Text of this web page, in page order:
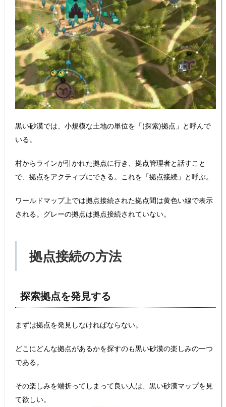
黒い砂漠では、小規模な土地の単位を「(探索)拠点」と呼んで
いる。
村からラインが引かれた拠点に行き、拠点管理者と話すこと
で、拠点をアクティブにできる。これを「拠点接続」と呼ぶ。
ワールドマップ上では拠点接続された拠点間は黄色い線で表示
される。グレーの拠点は拠点接続されていない。
拠点接続の方法
探索拠点を発見する
まずは拠点を発見しなければならない。
どこにどんな拠点があるかを探すのも黒い砂漠の楽しみの一つ
である。
その楽しみを端折ってしまって良い人は、黒い砂漠マップを見
て欲しい。